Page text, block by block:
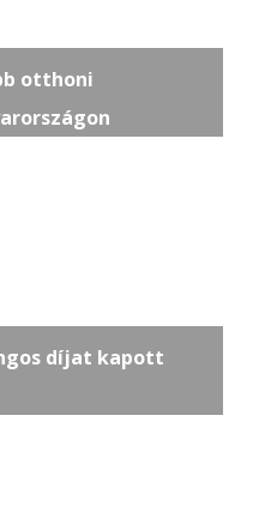
otthoni
díjat kapott